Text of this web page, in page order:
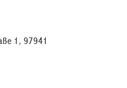
1, 97941